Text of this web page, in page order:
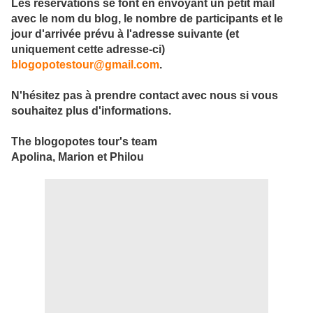
Les réservations se font en envoyant un petit mail
avec le nom du blog, le nombre de participants et le
jour d'arrivée prévu à l'adresse suivante (et
uniquement cette adresse-ci)
blogopotestour@gmail.com.
N'hésitez pas à prendre contact avec nous si vous
souhaitez plus d'informations.
The blogopotes tour's team
Apolina, Marion et Philou